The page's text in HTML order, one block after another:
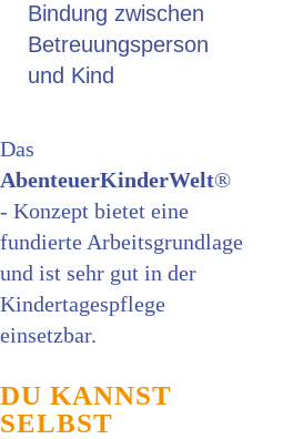
Bindung zwischen
Betreuungsperson
und Kind
Das
AbenteuerKinderWelt®
- Konzept bietet eine
fundierte Arbeitsgrundlage
und ist sehr gut in der
Kindertagespflege
einsetzbar.
DU KANNST
SELBST